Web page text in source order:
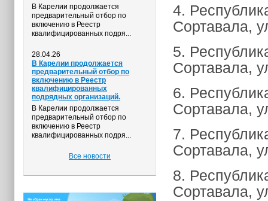
В Карелии продолжается
предварительный отбор по
включению в Реестр
квалифицированных подря...
28.04.26
В Карелии продолжается
предварительный отбор по
включению в Реестр
квалифицированных
подрядных организаций.
В Карелии продолжается
предварительный отбор по
включению в Реестр
квалифицированных подря...
Все новости
4.
Сортавала,
5.
Сортавала,
6.
Сортавала,
7.
Сортавала,
8.
Сортавала,